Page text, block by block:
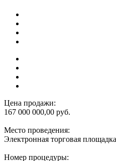
Цена продажи:
167 000 000,00 руб.
Место проведения:
Электронная торговая
Номер процедуры: